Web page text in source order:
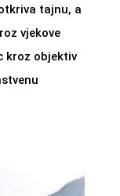
tajnu, a
vjekove
kroz objektiv